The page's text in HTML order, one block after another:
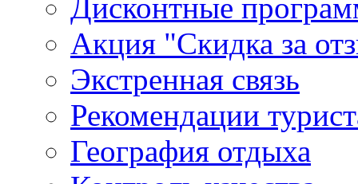
Дисконтные
Акция "Скидка за
Экстренная связь
Рекомендации
География отдыха